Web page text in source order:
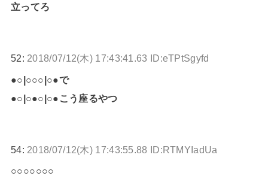
立ってろ
52: 2018/07/12(木) 17:43:41.63 ID:eTPtSgyfd
●○|○○○|○●で
●○|○●○|○●こう座るやつ
54: 2018/07/12(木) 17:43:55.88 ID:RTMYIadUa
○○○○○○○